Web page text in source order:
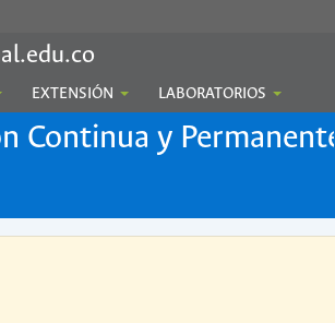
EXTENSIÓN LABORATORIOS
Continua y Permanente